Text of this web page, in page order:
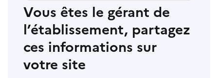
Vous êtes le gérant de
l’établissement, partagez
ces informations sur
votre site